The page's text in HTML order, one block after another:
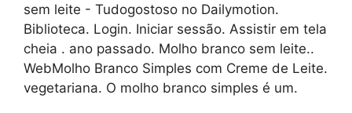
sem leite - Tudogostoso no Dailymotion.
Biblioteca. Login. Iniciar sessão. Assistir em tela
cheia . ano passado. Molho branco sem leite..
WebMolho Branco Simples com Creme de Leite.
vegetariana. O molho branco simples é um.